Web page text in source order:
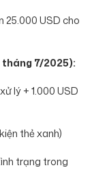
25.000 USD cho
7/2025):
lý + 1.000 USD
thẻ xanh)
trạng trong